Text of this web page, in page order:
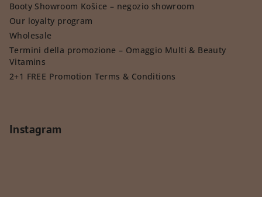
Booty Showroom Košice – negozio showroom
Our loyalty program
Wholesale
Termini della promozione – Omaggio Multi & Beauty
Vitamins
2+1 FREE Promotion Terms & Conditions
Instagram